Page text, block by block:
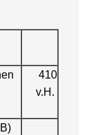
410
v.H.